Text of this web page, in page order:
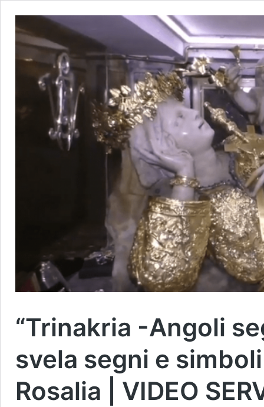
“Trinakria -Angoli
svela segni e
Rosalia | VIDEO